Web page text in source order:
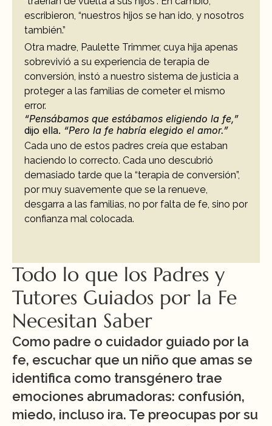
escribieron, “nuestros hijos se han ido, y nosotros
también.”
Otra madre, Paulette Trimmer, cuya hija apenas
sobrevivió a su experiencia de terapia de
conversión, instó a nuestro sistema de justicia a
proteger a las familias de cometer el mismo
error.
“Pensábamos que estábamos eligiendo la fe,”
dijo ella. “Pero la fe habría elegido el amor.”
Cada uno de estos padres creía que estaban
haciendo lo correcto. Cada uno descubrió
demasiado tarde que la “terapia de conversión”,
por muy suavemente que se la renueve,
desgarra a las familias, no por falta de fe, sino por
confianza mal colocada.
Todo lo que los Padres y
Tutores Guiados por la Fe
Necesitan Saber
Como padre o cuidador guiado por la
fe, escuchar que un niño que amas se
identifica como transgénero trae
emociones abrumadoras: confusión,
miedo, incluso ira. Te preocupas por su